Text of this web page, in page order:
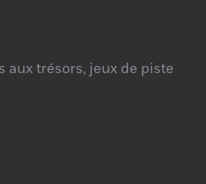
aux trésors, jeux de piste